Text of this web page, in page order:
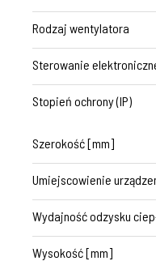
Rodzaj wentylatora
Sterowanie
Stopień ochrony (IP)
Szerokość [mm]
Umiejscowienie
Wydajność odzysku
Wysokość [mm]